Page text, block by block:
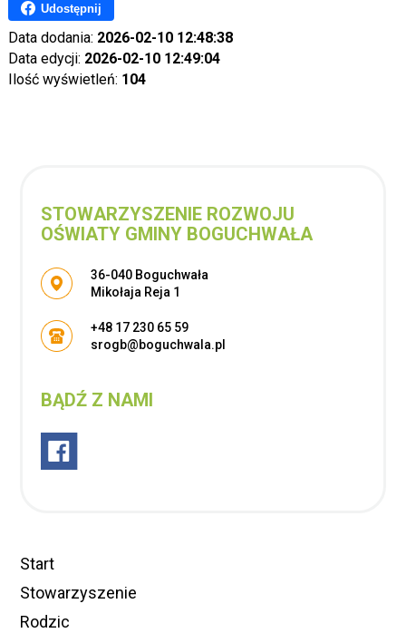
Udostępnij
Data dodania: 2026-02-10 12:48:38
Data edycji: 2026-02-10 12:49:04
Ilość wyświetleń: 104
STOWARZYSZENIE ROZWOJU
OŚWIATY GMINY BOGUCHWAŁA
Adres pocztowy:
36-040 Boguchwała
Mikołaja Reja 1
+48 17 230 65 59
srogb@boguchwala.pl
BĄDŹ Z NAMI
Start
Stowarzyszenie
Rodzic